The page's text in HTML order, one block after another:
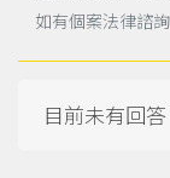
如有個案法律諮
目前未有回答